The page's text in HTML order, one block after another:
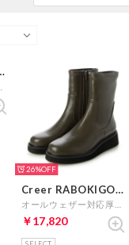
26%
Creer RABOKIGOSHI
￥17,820
SELECT